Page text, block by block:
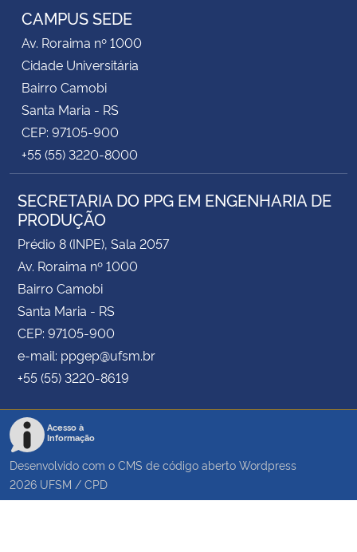
CAMPUS SEDE
Av. Roraima nº 1000
Cidade Universitária
Bairro Camobi
Santa Maria - RS
CEP: 97105-900
+55 (55) 3220-8000
SECRETARIA DO PPG EM ENGENHARIA DE
PRODUÇÃO
Prédio 8 (INPE), Sala 2057
Av. Roraima nº 1000
Bairro Camobi
Santa Maria - RS
CEP: 97105-900
e-mail: ppgep@ufsm.br
+55 (55) 3220-8619
Acesso à
Informação
Desenvolvido com o CMS de código aberto Wordpress
2026 UFSM / CPD